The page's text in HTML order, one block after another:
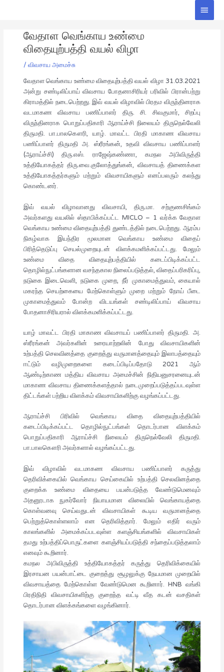
Main
வேதாள வெங்காய உண்மை
விதையுற்பத்தி வயல் விழா
/ விவசாய அமைச்சு
வேதாள வெங்காய உண்மை விதையுற்பத்தி வயல் விழா 31.03.2021
அன்று சண்டிலிப்பாய் விவசாய போதனாசிரியர் பரிவில் பிரான்பற்று
கிராமத்தில் நடைபெற்றது. இவ் வயல் விழாவில் பிரதம விருந்தினராக
வடமாகண விவசாய பணிப்பாளர் திரு. சி. சிவகுமார், சிறப்பு
விருந்தினராக பொறுப்பதிகாரி ஆராய்ச்சி நிலையம் திருநெல்வேலி
திருமதி. பா.பாலகௌரி, யாழ். மாவட்ட பிரதி மாகாண விவசாய
பணிப்பாளர் திருமதி அ. ஸ்ரீரங்கன், உதவி விவசாய பணிப்பாளர்
(ஆராய்ச்சி) திரு.எஸ். ராஜேஷ்கண்ணா, கமநல அபிவிருத்தி
உத்தியோகத்தர் திரு.வை.குலோத்துங்கன், விவசாயத் திணைக்கள
உத்தியோகத்தர்களும் மற்றும் விவசாயிகளும் எனப்பலரும் கலந்து
கொண்டனர்.
இவ் வயல் விழாவானது விவசாயி, திரு.மா. சற்குணசிங்கம்
அவர்களது வயலில் ஸ்தாபிக்கப்பட்ட MICLO – 1 வர்க்க வேதாள
வெங்காய உண்மை விதையுற்பத்தி துண்டத்தில் நடைபெற்றது. ஆரம்ப
நிகழ்வாக இயந்திர மூலமான வெங்காய உண்மை விதைப்
பிரித்தெடுப்பு செயல்முறையுடன் விளக்கமளிக்கப்பட்டது. மேலும்
உண்மை விதை விதையுற்பத்தியில் கடைப்பிடிக்கப்பட்ட
தொழில்நுட்பங்களான வசந்தகால நிலைப்படுத்தல், விதைப்பரிகரிப்பு,
நடுகை இடைவெளி, நடுகை முறை, நீர் முகாமைத்துவம், கையால்
மகரந்த செயற்கையை மேற்கொள்ளும் முறை மற்றும் நோய் பீடை
முகாமைத்துவம் போன்ற விடயங்கள் சண்டிலிப்பாய் விவசாய
போதனாசிரியரால் விளக்கமளிக்கப்பட்டது.
யாழ் மாவட்ட பிரதி மாகாண விவசாயப் பணிப்பாளர் திருமதி. அ.
ஸ்ரீரங்கன் அவர்களின் உரையாற்றலின் போது விவசாயிகளின்
உற்பத்தி செலவினத்தை குறைத்து வருமானத்தையும் இலாபத்தையும்
ஈட்டும் வழிமுறைகளை கடைப்பிடிப்பதோடு 2021 ஆம்
ஆண்டிற்காண மத்திய விவசாய அமைச்சின் நிதியனுசரனையுடன்
மாகாண விவசாய திணைக்களத்தால் நடைமுறைப்படுத்தப்படவுள்ள
திட்டங்கள் பற்றிய விளக்கம் விவசாயிகளிற்கு வழங்கப்பட்டது.
ஆராய்ச்சி பிரிவில் வெங்காய விதை விதையுற்பத்தியில்
கடைப்பிடிக்கப்பட்ட தொழில்நுட்பங்கள் தொடர்பான விளக்கம்
பொறுப்பதிகாரி ஆராய்ச்சி நிலையம் திருநெல்வேலி திருமதி.
பா.பாலகௌரி அவர்களால் வழங்கப்பட்டது.
இவ் விழாவில் வடமாகண விவசாய பணிப்பாளர் கருத்து
தெரிவிக்கையில் வெங்காய செய்கையில் உற்பத்தி செலவினத்தை
குறைக்க உண்மை விதையை பயன்படுத்த வேண்டுமெனவும்
அதனூடாக நுகர்வோர் நியாயமான விலையில் வெங்காயத்தை
கொள்வனவு செய்வதுடன் விவசாயிகள் கூடிய வருமானத்தை
பெற்றுத்கொள்ளலாம் என தெரிவித்தார். மேலும் எதிர் வரும்
காலங்களில் அமைக்கப்படவுள்ள களஞ்சியங்களில் விவசாயிகள்
தமது உற்பத்திப்பொருட்களை களஞ்சியப்படுத்தி சந்தைப்படுத்தலாம்
எனவும் கூறினார்.
கமநல அபிவிருத்தி உத்தியோகத்தர் கருத்து தெரிவிக்கையில்
இரசாயன பயன்பாட்டை குறைத்து சூழலுக்கு நேயமான முறையில்
விவசாயத்தை மேற்கொள்ள வேண்டுமென கூறினார். HNB வங்கி
பிரதிநிதி விவசாயிகளிற்கு குறைந்த வட்டி வீத கடன் வசதிகள்
தொடர்பான விளக்கங்களை வழங்கினார்.
navigation